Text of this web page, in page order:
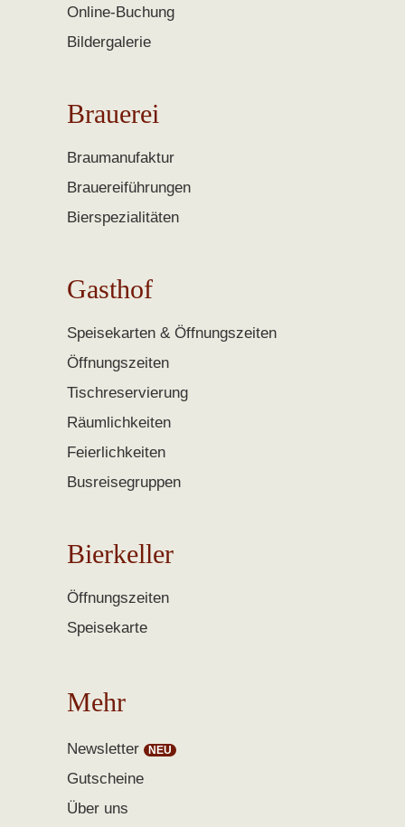
Online-Buchung
Bildergalerie
Brauerei
Braumanufaktur
Brauereiführungen
Bierspezialitäten
Gasthof
Speisekarten & Öffnungszeiten
Öffnungszeiten
Tischreservierung
Räumlichkeiten
Feierlichkeiten
Busreisegruppen
Bierkeller
Öffnungszeiten
Speisekarte
Mehr
Newsletter
Gutscheine
Über uns